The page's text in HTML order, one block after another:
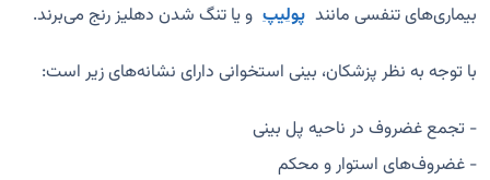
بیماری‌های تنفسی مانند پولیپ و یا تنگ شدن دهلیز رنج می‌برند.
با توجه به نظر پزشکان، بینی استخوانی دارای نشانه‌های زیر است:
- تجمع غضروف در ناحیه پل بینی
- غضروف‌های استوار و محکم